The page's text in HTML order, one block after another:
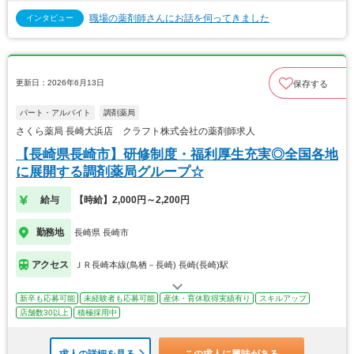
インタビュー 職場の薬剤師さんにお話を伺ってきました
更新日：2026年6月13日 保存する
パート・アルバイト 調剤薬局
さくら薬局 長崎大浜店 クラフト株式会社の薬剤師求人
【長崎県長崎市】研修制度・福利厚生充実◎全国各地
に展開する調剤薬局グループ☆
給与 【時給】2,000円～2,200円
勤務地 長崎県 長崎市
アクセス ＪＲ長崎本線(鳥栖－長崎) 長崎(長崎)駅
新卒も応募可能 未経験者も応募可能 産休・育休取得実績有り
スキルアップ
店舗数30以上
積極採用中